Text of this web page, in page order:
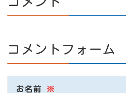
コメントフォーム
お名前 ※